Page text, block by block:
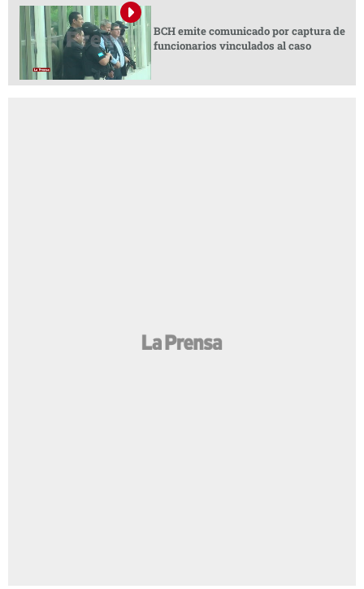
BCH emite comunicado por captura de
funcionarios vinculados al caso